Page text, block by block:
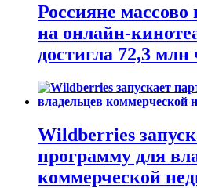
Россияне
на онлайн-
достигла 72,3 млн
Wildberries
программу для
коммерческой